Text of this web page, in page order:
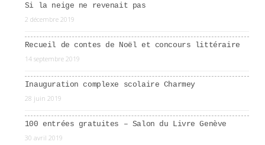
Si la neige ne revenait pas
2 décembre 2019
Recueil de contes de Noël et concours littéraire
14 septembre 2019
Inauguration complexe scolaire Charmey
28 juin 2019
100 entrées gratuites – Salon du Livre Genève
30 avril 2019